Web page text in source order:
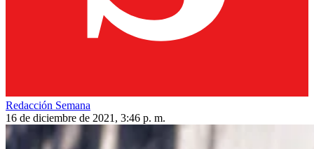
Redacción Semana
16 de diciembre de 2021, 3:46 p. m.